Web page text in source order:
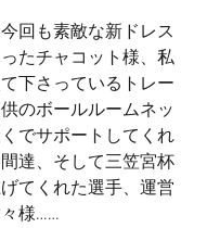
回も素敵な新ドレス
たチャコット様、私
下さっているトレー
のボールルームネッ
でサポートしてくれ
達、そして三笠宮杯
てくれた選手、運営
様……